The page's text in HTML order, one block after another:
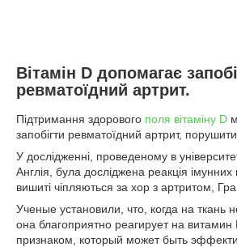
Вітамін D допомагає
ревматоїдний артрит.
Підтримання здорового поля вітаміну D
запобігти ревматоїдний артрит,
У дослідженні, проведеному в
Англія, була досліджена реакція імунних
вишиті чіпляються за хор з артритом,
Ученые установили, что, когда на ткань
она благоприятно реагирует на витамин
признаком, который может быть